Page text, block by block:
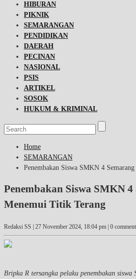
HIBURAN
PIKNIK
SEMARANGAN
PENDIDIKAN
DAERAH
PECINAN
NASIONAL
PSIS
ARTIKEL
SOSOK
HUKUM & KRIMINAL
Home
SEMARANGAN
Penembakan Siswa SMKN 4
Penembakan Siswa SMKN 4
Menemui Titik Terang
Redaksi SS | 27 November 2024, 18:04 pm | 0
Bripka R tersangka pelaku penembakan